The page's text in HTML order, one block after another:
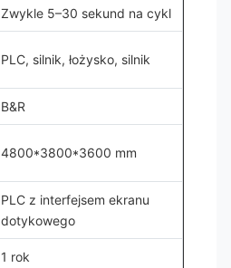
Zwykle 5–30 sekund na cykl
PLC, silnik, łożysko, silnik
B&R
4800*3800*3600 mm
PLC z interfejsem ekranu
dotykowego
1 rok